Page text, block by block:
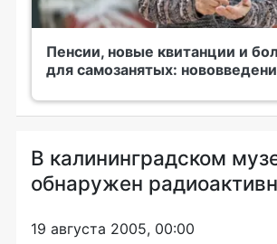
Пенсии, новые квитанции и
для самозанятых:
В калининградском
обнаружен
19 августа 2005, 00:00